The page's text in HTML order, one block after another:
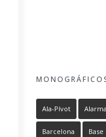
Ala-Pívot Alarma
Barcelona Base